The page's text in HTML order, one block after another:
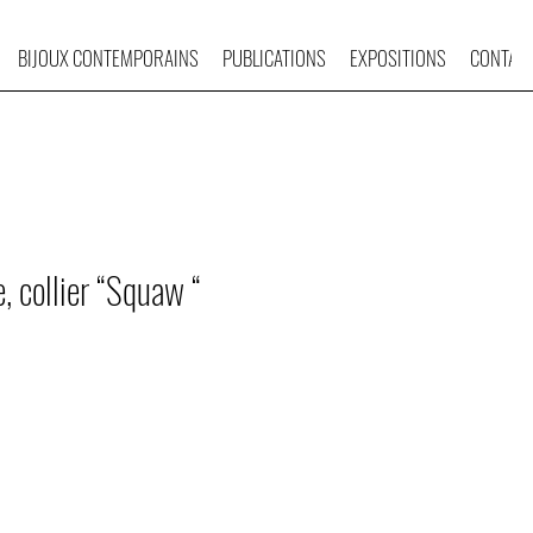
BIJOUX CONTEMPORAINS PUBLICATIONS EXPOSITIONS
collier “Squaw “